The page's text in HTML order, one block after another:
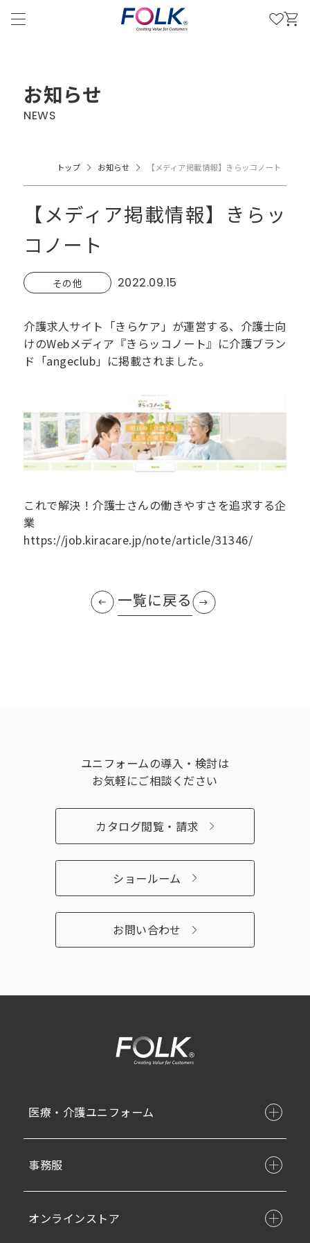
お知らせ
NEWS
トップ お知らせ 【メディア掲載情報】きらッコノート
【メディア掲載情報】きらッ
コノート
その他 2022.09.15
介護求人サイト「きらケア」が運営する、介護士向
けのWebメディア『きらッコノート』に介護ブラン
ド「angeclub」に掲載されました。
これで解決！介護士さんの働きやすさを追求する企
業
https://job.kiracare.jp/note/article/31346/
一覧に戻る
ユニフォームの導入・検討は
お気軽にご相談ください
カタログ閲覧・請求
ショールーム
お問い合わせ
医療・介護ユニフォーム
事務服
オンラインストア